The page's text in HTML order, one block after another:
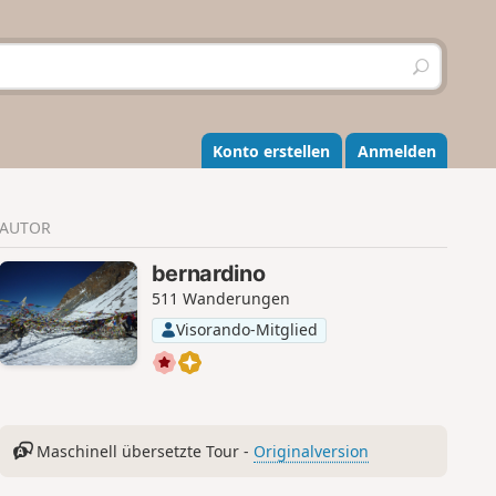
S
u
h
e
n
Konto erstellen Anmelden
AUTOR
bernardino
511 Wanderungen
Visorando-Mitglied
Maschinell übersetzte Tour - Originalversion